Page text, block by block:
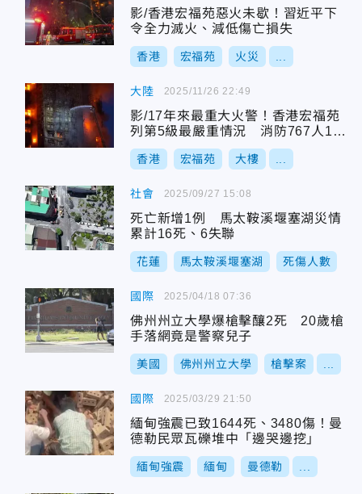
影/香港宏福苑惡火未歇！習近平下
令全力滅火、減低傷亡損失
香港 宏福苑 火災
大陸
影/17年來最重大火警！香港宏福苑
列第5級最嚴重情況 消防767人128
車救援
香港 宏福苑 大樓
2025/11/26 22:49
社會
死亡新增1例 馬太鞍溪堰塞湖災情
累計16死、6失聯
花蓮 馬太鞍溪堰塞湖 死傷人數
2025/09/27 15:08
國際
佛州州立大學爆槍擊釀2死 20歲槍
手落網竟是警察兒子
美國 佛州州立大學 槍擊案
2025/04/18 07:36
國際
緬甸強震已致1644死、3480傷！曼
德勒民眾瓦礫堆中「邊哭邊挖」
緬甸強震 緬甸 曼德勒
2025/03/29 21:50